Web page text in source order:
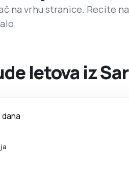
na vrhu stranice. Recite
letova iz
dana